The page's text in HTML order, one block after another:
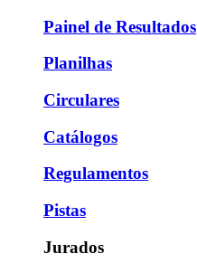
Painel de Resultados
Planilhas
Circulares
Catálogos
Regulamentos
Pistas
Jurados